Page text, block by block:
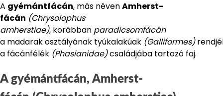
A gyémántfácán, más névenAmherst-
fácán (Chrysolophus
amherstiae), korábban paradicsomfácán
a madarak osztályának tyúkalakúak (Galliformes)
a fácánfélék (Phasianidae)családjába tartozó faj.
A gyémántfácán, Amherst-